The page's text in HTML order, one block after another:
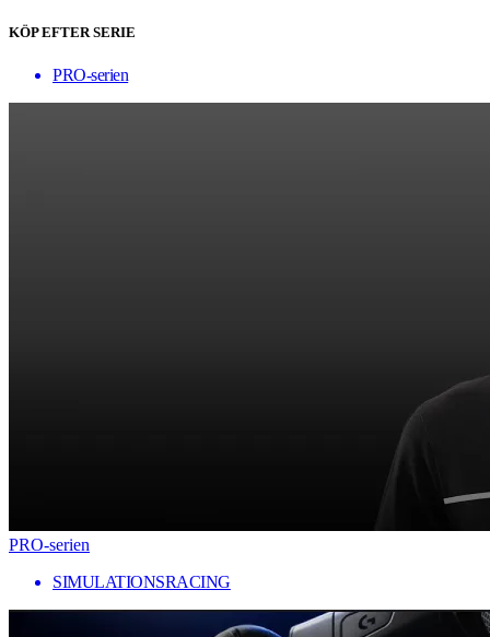
KÖP EFTER SERIE
PRO-serien
PRO-serien
SIMULATIONSRACING